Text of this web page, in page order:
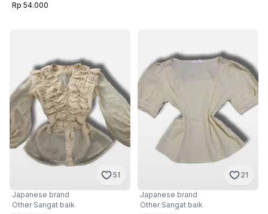
Rp 54.000
51
Japanese brand
Other·Sangat baik
21
Japanese brand
Other·Sangat baik